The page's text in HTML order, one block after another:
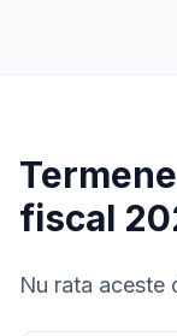
fiscal
Nu rata aceste